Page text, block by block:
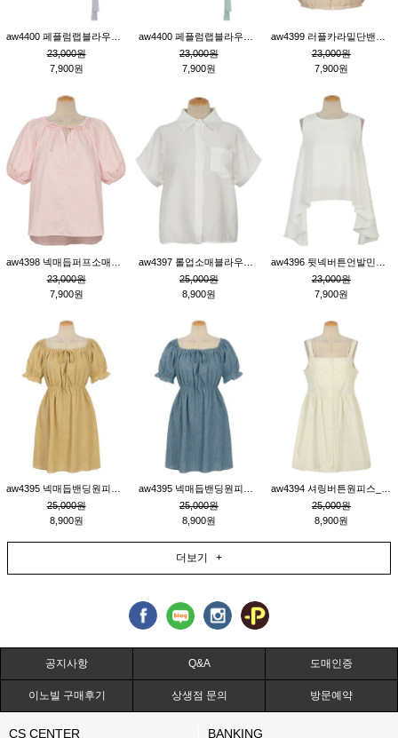
23,000원
7,900원
23,000원
7,900원
23,000원
7,900원
23,000원
7,900원
25,000원
8,900원
23,000원
7,900원
25,000원
8,900원
25,000원
8,900원
25,000원
8,900원
더보기 +
공지사항 Q&A 도매인증
이노빌 구매후기 상생점 문의 방문예약
CS CENTER BANKING